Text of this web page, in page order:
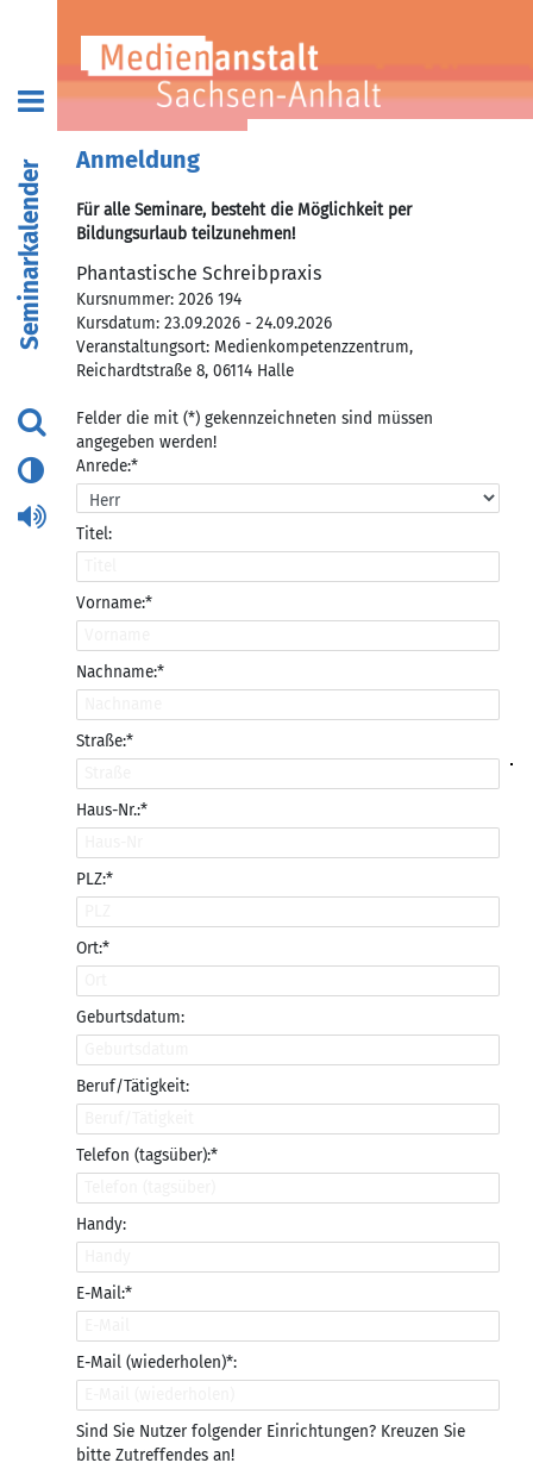
Seminarkalender
Anmeldung
Für alle Seminare, besteht die Möglichkeit per
Bildungsurlaub teilzunehmen!
Phantastische Schreibpraxis
Kursnummer: 2026 194
Kursdatum: 23.09.2026 - 24.09.2026
Veranstaltungsort: Medienkompetenzzentrum,
Reichardtstraße 8, 06114 Halle
Felder die mit (*) gekennzeichneten sind müssen
angegeben werden!
Anrede:*
Titel:
Vorname:*
Nachname:*
Straße:*
Haus-Nr.:*
PLZ:*
Ort:*
Geburtsdatum:
Beruf/Tätigkeit:
Telefon (tagsüber):*
Handy:
E-Mail:*
E-Mail (wiederholen)*:
Sind Sie Nutzer folgender Einrichtungen? Kreuzen Sie
bitte Zutreffendes an!